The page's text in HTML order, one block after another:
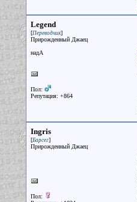
Legend
[Переводчик]
Прирожденный Джаец
надА
Пол:
Репутация: +864
Ingris
[Барсег]
Прирожденный Джаец
Пол: